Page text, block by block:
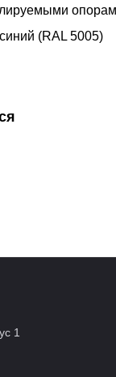
(RAL 5005)
1